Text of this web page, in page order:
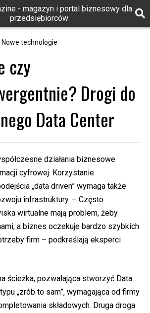
- magazyn i portal biznesowy dla
przedsiębiorców
Nowe technologie
czy
Drogi do
Data Center
działania biznesowe
cyfrowej. Korzystanie
„data driven” wymaga także
infrastruktury. – Często
wirtualne mają problem, żeby
a biznes oczekuje bardzo szybkich
firm – podkreślają eksperci
ścieżka, pozwalająca stworzyć Data
„zrób to sam”, wymagająca od firmy
składowych. Druga droga